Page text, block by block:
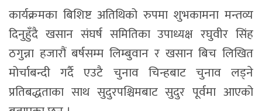
कार्यक्रमका बिशिष्ट अतिथिको रुपमा शुभकामना मन्तव्य
दिनुहुँदै खसान संघर्ष समितिका उपाध्यक्ष रघुवीर सिंह
ठगुन्ना हजारौं बर्षसम्म लिम्बुवान र खसान बिच लिखित
मोर्चाबन्दी गर्दै एउटै चुनाव चिन्हबाट चुनाव लड्ने
प्रतिबद्धताका साथ सुदुरपश्चिमबाट सुदुर पूर्वमा आएको